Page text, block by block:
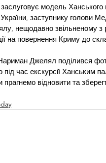
модель
заступнику голови
нещодавно звільненому з
на повернення Криму до
Джелял поділився
під час екскурсії Ханським
відновити та